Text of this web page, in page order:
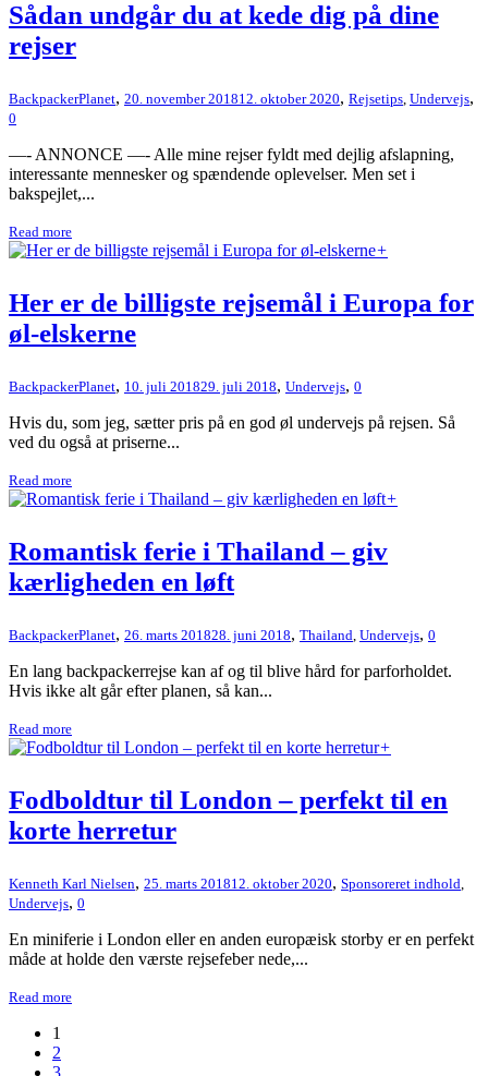
Sådan undgår du at kede dig på dine
rejser
BackpackerPlanet, 20. november 201812. oktober 2020, Rejsetips Undervejs,
0
—- ANNONCE —- Alle mine rejser fyldt med dejlig afslapning,
interessante mennesker og spændende oplevelser. Men set i
bakspejlet,...
Read more
+
Her er de billigste rejsemål i Europa for
øl-elskerne
BackpackerPlanet, 10. juli 201829. juli 2018, Undervejs, 0
Hvis du, som jeg, sætter pris på en god øl undervejs på rejsen. Så
ved du også at priserne...
Read more
+
Romantisk ferie i Thailand – giv
kærligheden en løft
BackpackerPlanet, 26. marts 201828. juni 2018, Thailand Undervejs, 0
En lang backpackerrejse kan af og til blive hård for parforholdet.
Hvis ikke alt går efter planen, så kan...
Read more
+
Fodboldtur til London – perfekt til en
korte herretur
Kenneth Karl Nielsen, 25. marts 201812. oktober 2020, Sponsoreret indhold
Undervejs, 0
En miniferie i London eller en anden europæisk storby er en perfekt
måde at holde den værste rejsefeber nede,...
Read more
1
2
3